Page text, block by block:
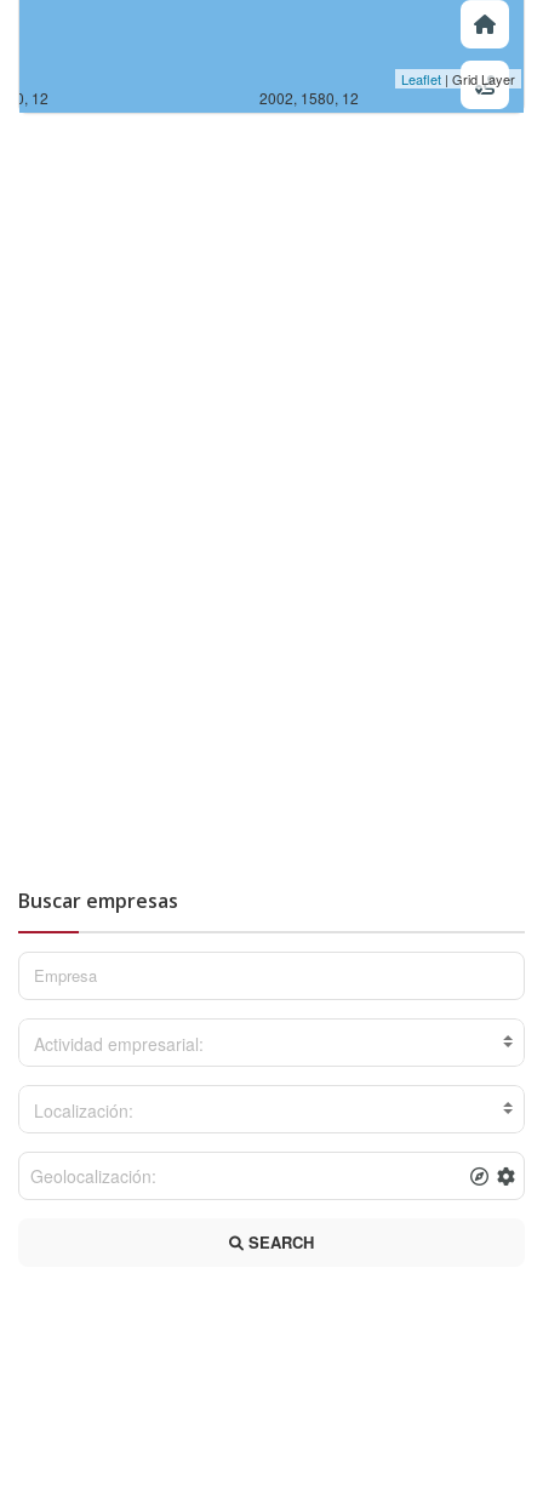
12 2002, 1580, 12
Leaflet | Grid Layer
Buscar empresas
Actividad empresarial:
Localización:
SEARCH